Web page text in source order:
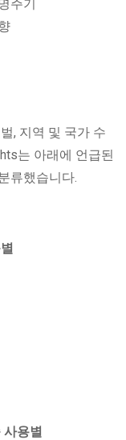
주기
, 지역 및 국가 수
는 아래에 언급된
류했습니다.
용별